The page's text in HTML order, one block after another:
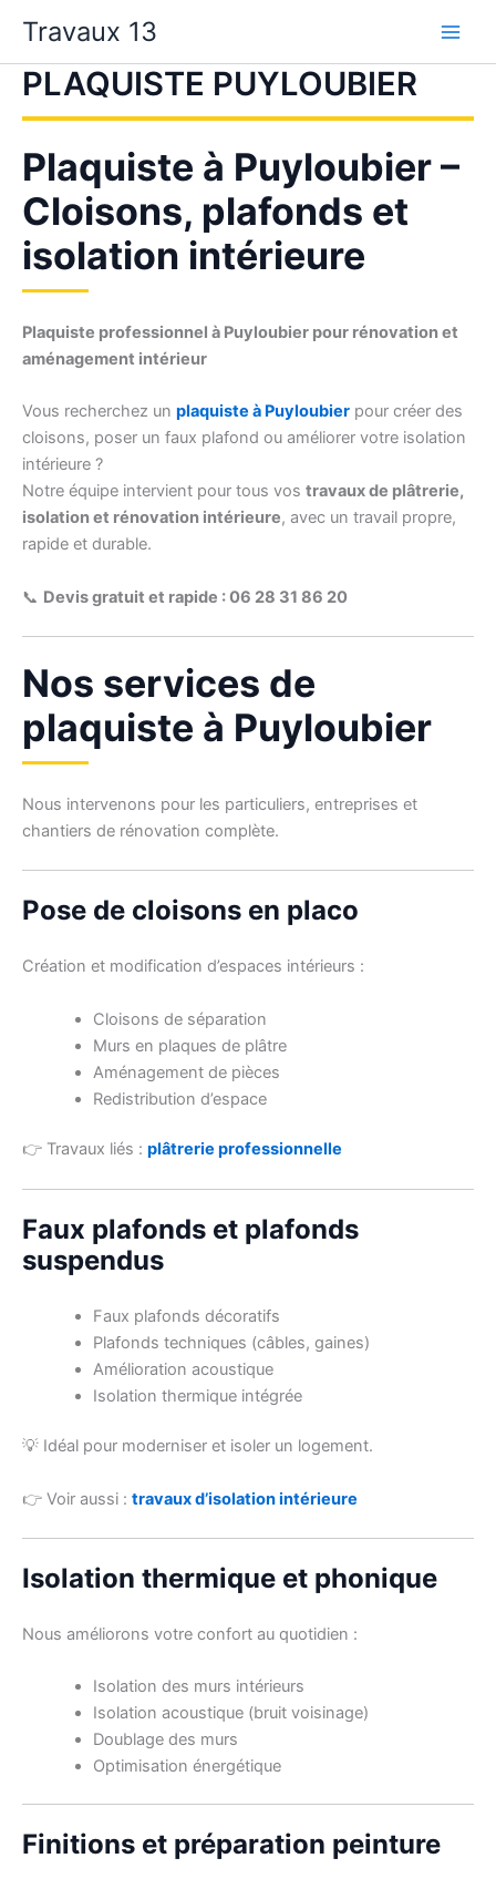
contenu
Travaux 13
PLAQUISTE PUYLOUBIER
Plaquiste à Puyloubier –
Cloisons, plafonds et
isolation intérieure
Plaquiste professionnel à Puyloubier pour rénovation et
aménagement intérieur
Vous recherchez un plaquiste à Puyloubier pour créer des
cloisons, poser un faux plafond ou améliorer votre isolation
intérieure ?
Notre équipe intervient pour tous vos travaux de plâtrerie,
isolation et rénovation intérieure, avec un travail propre,
rapide et durable.
📞 Devis gratuit et rapide : 06 28 31 86 20
Nos services de
plaquiste à Puyloubier
Nous intervenons pour les particuliers, entreprises et
chantiers de rénovation complète.
Pose de cloisons en placo
Création et modification d’espaces intérieurs :
Cloisons de séparation
Murs en plaques de plâtre
Aménagement de pièces
Redistribution d’espace
👉 Travaux liés : plâtrerie professionnelle
Faux plafonds et plafonds
suspendus
Faux plafonds décoratifs
Plafonds techniques (câbles, gaines)
Amélioration acoustique
Isolation thermique intégrée
💡 Idéal pour moderniser et isoler un logement.
👉 Voir aussi : travaux d’isolation intérieure
Isolation thermique et phonique
Nous améliorons votre confort au quotidien :
Isolation des murs intérieurs
Isolation acoustique (bruit voisinage)
Doublage des murs
Optimisation énergétique
Finitions et préparation peinture